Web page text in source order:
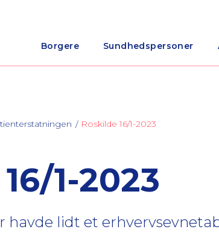
Borgere Sundhedspersoner
Roskilde 16/1-2023
1-2023
havde lidt et